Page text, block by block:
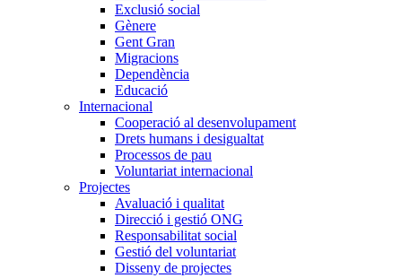
Exclusió social
Gènere
Gent Gran
Migracions
Dependència
Educació
Internacional
Cooperació al desenvolupament
Drets humans i desigualtat
Processos de pau
Voluntariat internacional
Projectes
Avaluació i qualitat
Direcció i gestió ONG
Responsabilitat social
Gestió del voluntariat
Disseny de projectes